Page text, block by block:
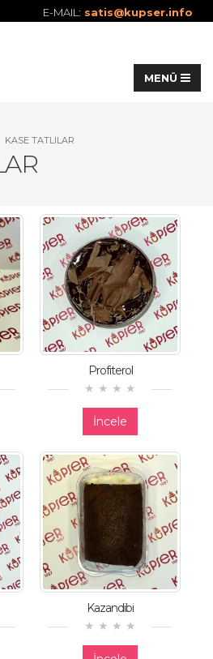
E-MAIL: satis@kupser.info
KASE TATLILAR
Profiterol
İncele
Kazandibi